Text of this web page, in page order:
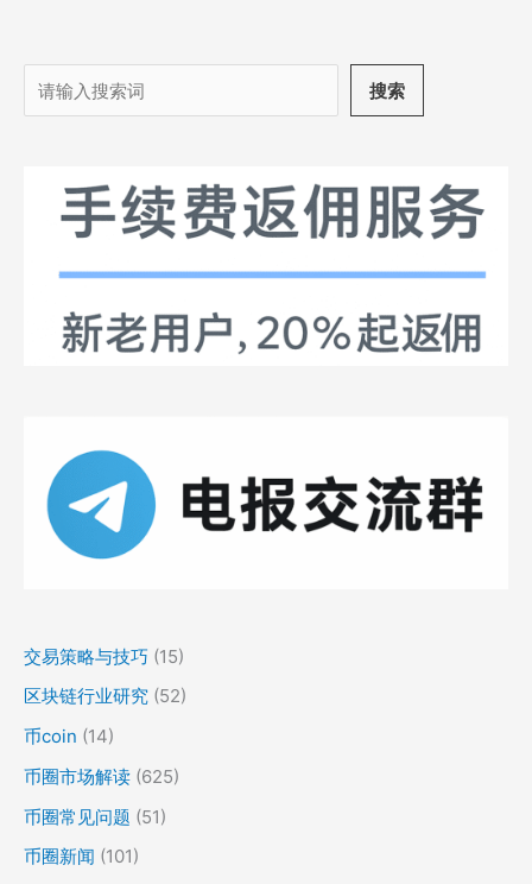
搜
索
搜索
交易策略与技巧 (15)
区块链行业研究 (52)
币coin (14)
币圈市场解读 (625)
币圈常见问题 (51)
币圈新闻 (101)